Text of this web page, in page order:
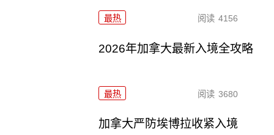
最热 阅读 4156
2026年加拿大最新入境全攻略
最热 阅读 3680
加拿大严防埃博拉收紧入境